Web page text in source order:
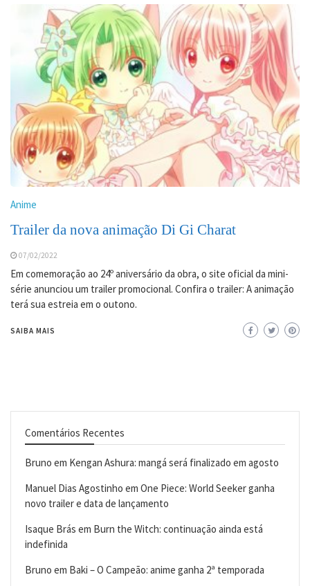
Anime
Trailer da nova animação Di Gi Charat
07/02/2022
Em comemoração ao 24º aniversário da obra, o site oficial da mini-
série anunciou um trailer promocional. Confira o trailer: A animação
terá sua estreia em o outono.
SAIBA MAIS
Comentários Recentes
Bruno em Kengan Ashura: mangá será finalizado em agosto
Manuel Dias Agostinho em One Piece: World Seeker ganha
novo trailer e data de lançamento
Isaque Brás em Burn the Witch: continuação ainda está
indefinida
Bruno em Baki – O Campeão: anime ganha 2ª temporada